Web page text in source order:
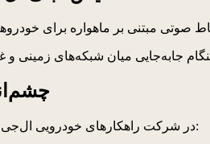
لی سانگ یونگ، رئیس آزمایشگاه تحقیق و توسعه VS در شرکت راهکارهای خودرویی ال‌جی، در این‌باره گفت: